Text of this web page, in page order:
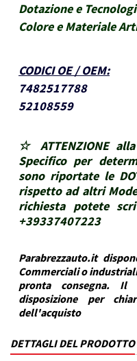
Dotazione e
Colore e Materiale
CODICI OE / OEM:
7482517788
52108559
☆ ATTENZIONE
Specifico per
sono riportate le
rispetto ad altri
richiesta potete
+39337407223
Parabrezzauto.it
Commerciali o
pronta consegna.
disposizione per
dell'acquisto
DETTAGLI DEL PRODOTTO